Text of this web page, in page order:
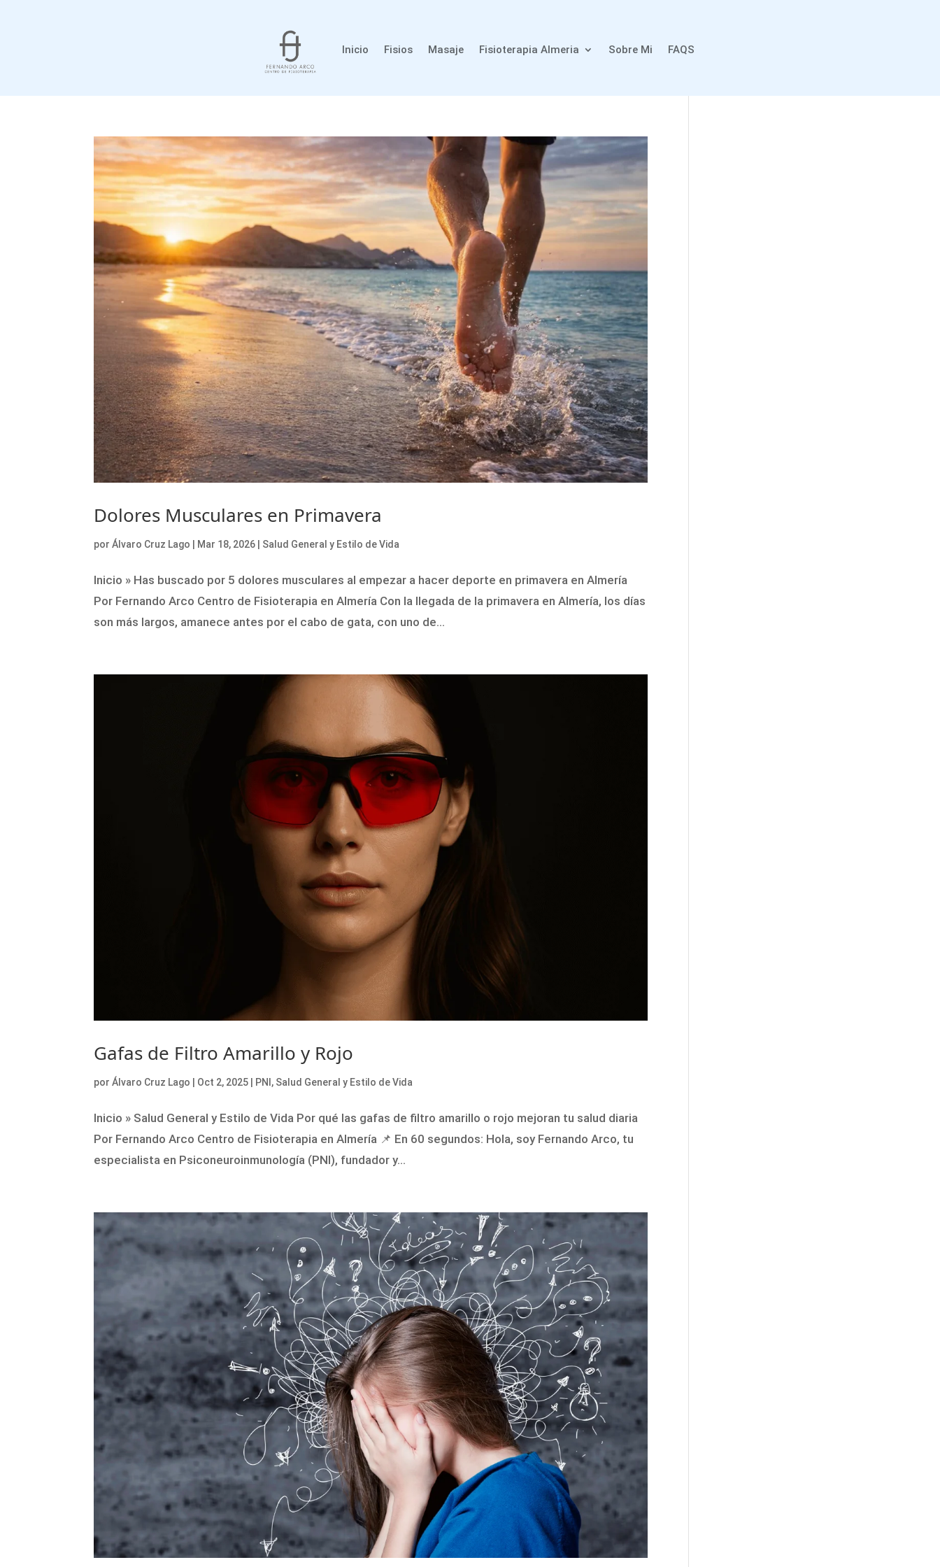
Inicio Fisios Masaje Fisioterapia Almeria Sobre Mi FAQS
Dolores Musculares en Primavera
porÁlvaro Cruz Lago Mar 18, 2026 Salud General y Estilo de Vida
Inicio » Has buscado por 5 dolores musculares al empezar a hacer deporte en primavera en Almería
Por Fernando Arco Centro de Fisioterapia en Almería Con la llegada de la primavera en Almería, los días
son más largos, amanece antes por el cabo de gata, con uno de...
Gafas de Filtro Amarillo y Rojo
porÁlvaro Cruz Lago | Oct 2, 2025 | PNI, Salud General y Estilo de Vida
Inicio » Salud General y Estilo de Vida Por qué las gafas de filtro amarillo o rojo mejoran tu salud diaria
Por Fernando Arco Centro de Fisioterapia en Almería 📌 En 60 segundos: Hola, soy Fernando Arco, tu
especialista en Psiconeuroinmunología (PNI), fundador y...